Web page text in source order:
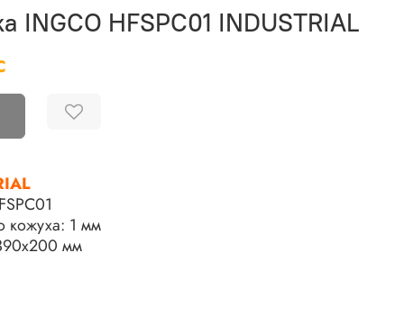
INGCO HFSPC01 INDUSTRIAL
кожуха: 1 мм
мм